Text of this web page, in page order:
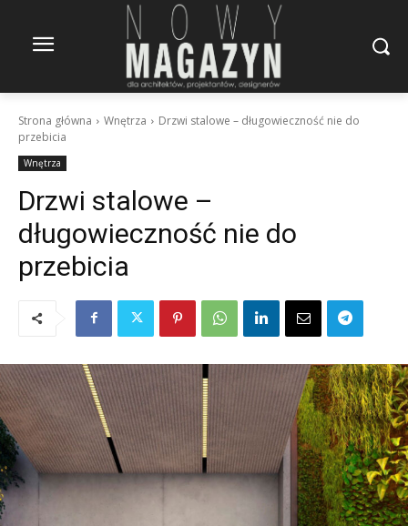
Strona główna Wnętrza
Drzwi stalowe – długowieczność nie do
przebicia
Wnętrza
Drzwi stalowe –
długowieczność nie do
przebicia